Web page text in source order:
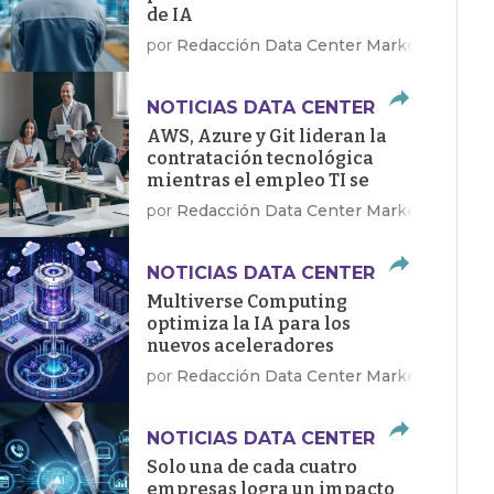
de IA
por Redacción Data Center Market
NOTICIAS DATA CENTER
AWS, Azure y Git lideran la
contratación tecnológica
mientras el empleo TI se
recupera en EE.UU.
por Redacción Data Center Market
NOTICIAS DATA CENTER
Multiverse Computing
optimiza la IA para los
nuevos aceleradores
Dragonfly de Qualcomm
por Redacción Data Center Market
NOTICIAS DATA CENTER
Solo una de cada cuatro
empresas logra un impacto